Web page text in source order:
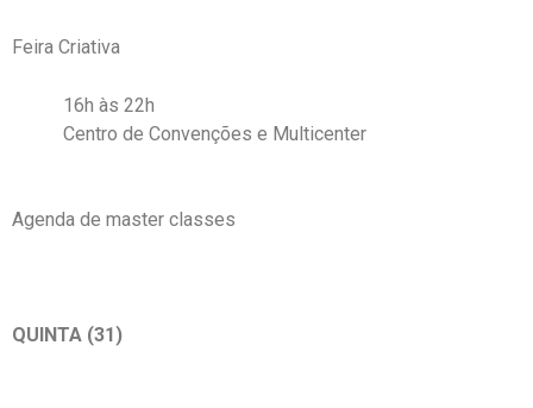
Feira Criativa
16h às 22h
Centro de Convenções e Multicenter
Agenda de master classes
QUINTA (31)